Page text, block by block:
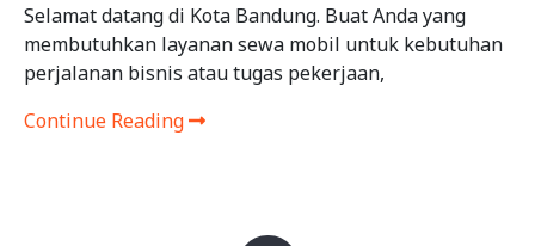
Selamat datang di Kota Bandung. Buat Anda yang
membutuhkan layanan sewa mobil untuk kebutuhan
perjalanan bisnis atau tugas pekerjaan,
Continue Reading